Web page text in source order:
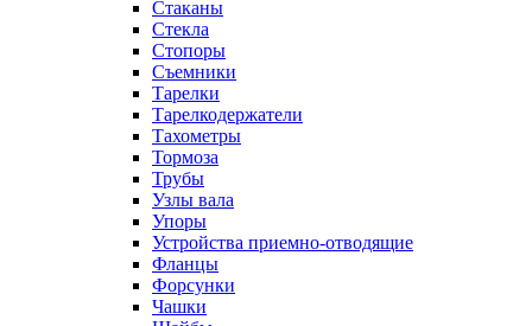
Стаканы
Стекла
Стопоры
Съемники
Тарелки
Тарелкодержатели
Тахометры
Тормоза
Трубы
Узлы вала
Упоры
Устройства приемно-отводящие
Фланцы
Форсунки
Чашки